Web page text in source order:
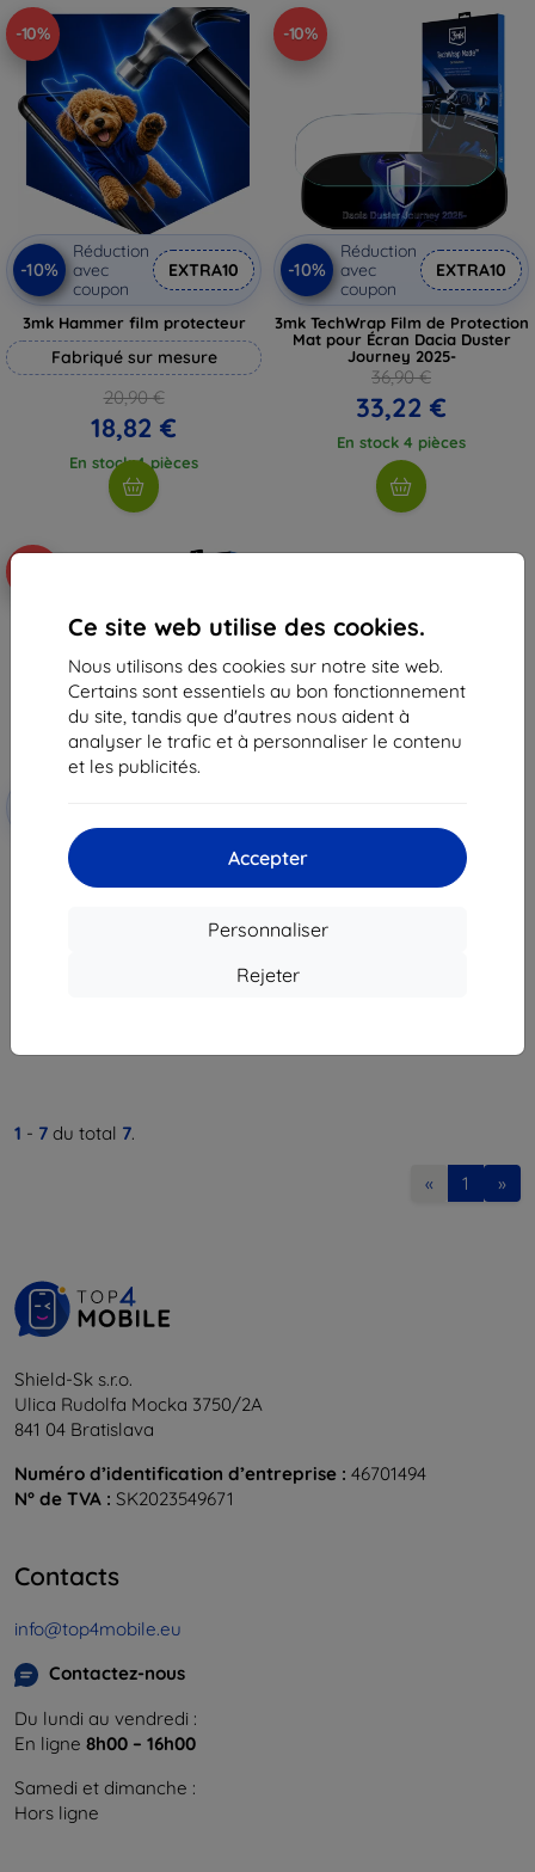
Ce site web utilise des cookies.
Nous utilisons des cookies sur notre site web.
Certains sont essentiels au bon fonctionnement
du site, tandis que d'autres nous aident à
analyser le trafic et à personnaliser le contenu
et les publicités.
Accepter
Personnaliser
Rejeter
-10%
-10%
Réduction
avec
coupon
EXTRA10
3mk Hammer film protecteur
Fabriqué sur mesure
20,90 €
18,82 €
En stock 4 pièces
-10%
-10%
Réduction
avec
coupon
EXTRA10
3mk TechWrap Film de Protection
Mat pour Écran Dacia Duster
Journey 2025-
36,90 €
33,22 €
En stock 4 pièces
coupon
Film de protection mat 3mk
TechWrap pour écran central
Dacia Duster Journey 2025-
1 - 7 du total 7.
« 1 »
Shield-Sk s.r.o.
Ulica Rudolfa Mocka 3750/2A
841 04 Bratislava
Numéro d’identification d’entreprise : 46701494
N° de TVA : SK2023549671
Contacts
info@top4mobile.eu
Contactez-nous
Du lundi au vendredi :
En ligne 8h00 – 16h00
Samedi et dimanche :
Hors ligne